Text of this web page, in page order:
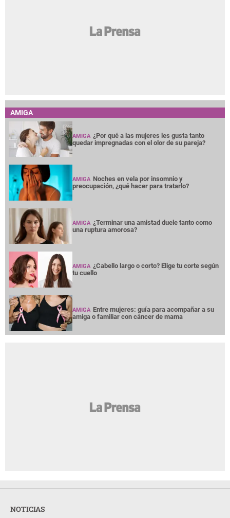
AMIGA
AMIGA ¿Por qué a las mujeres les gusta tanto
quedar impregnadas con el olor de su pareja?
AMIGA Noches en vela por insomnio y
preocupación, ¿qué hacer para tratarlo?
AMIGA ¿Terminar una amistad duele tanto como
una ruptura amorosa?
AMIGA ¿Cabello largo o corto? Elige tu corte según
tu cuello
AMIGA Entre mujeres: guía para acompañar a su
amiga o familiar con cáncer de mama
NOTICIAS